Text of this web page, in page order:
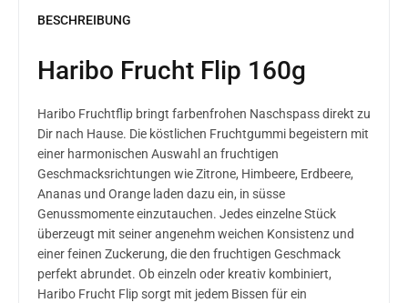
BESCHREIBUNG
Haribo Frucht Flip 160g
Haribo Fruchtflip bringt farbenfrohen Naschspass direkt zu
Dir nach Hause. Die köstlichen Fruchtgummi begeistern mit
einer harmonischen Auswahl an fruchtigen
Geschmacksrichtungen wie Zitrone, Himbeere, Erdbeere,
Ananas und Orange laden dazu ein, in süsse
Genussmomente einzutauchen. Jedes einzelne Stück
überzeugt mit seiner angenehm weichen Konsistenz und
einer feinen Zuckerung, die den fruchtigen Geschmack
perfekt abrundet. Ob einzeln oder kreativ kombiniert,
Haribo Frucht Flip sorgt mit jedem Bissen für ein